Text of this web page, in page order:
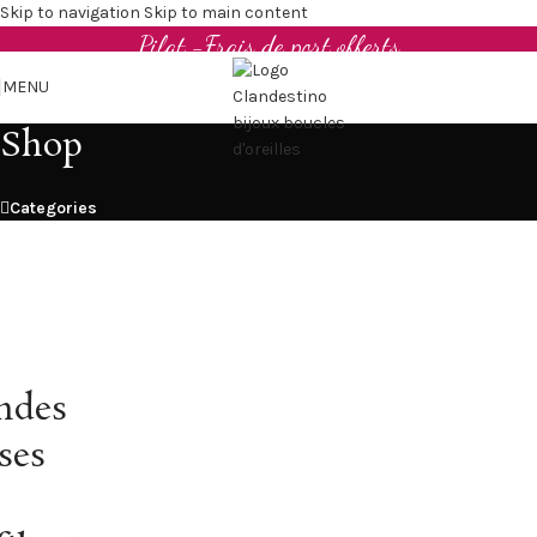
Skip to navigation Skip to main content
Boucles d'oreilles et bijoux en cuir upcyclé - Made in
Pilat -Frais de port offerts
MENU
Shop
Categories